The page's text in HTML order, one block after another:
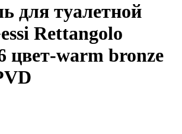
для туалетной
Rettangolo
цвет-warm bronze